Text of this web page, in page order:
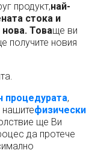
продукт,най-
стока и
Товаще ви
получите новия
процедурата,
физически
ще Ви
да протече